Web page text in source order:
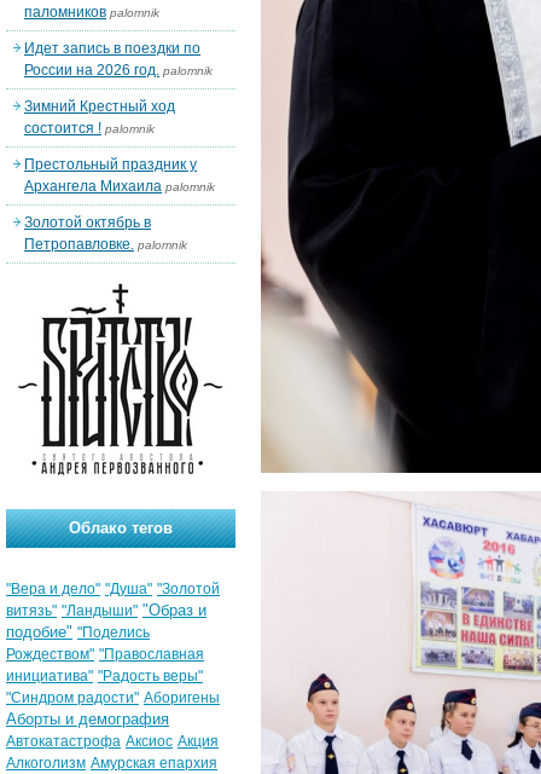
паломников palomnik
Идет запись в поездки по
России на 2026 год. palomnik
Зимний Крестный ход
состоится ! palomnik
Престольный праздник у
Архангела Михаила palomnik
Золотой октябрь в
Петропавловке. palomnik
Облако тегов
"Вера и дело" "Душа" "Золотой
витязь" "Ландыши" "Образ и
подобие" "Поделись
Рождеством" "Православная
инициатива" "Радость веры"
"Синдром радости" Аборигены
Аборты и демография
Автокатастрофа Аксиос Акция
Алкоголизм Амурская епархия